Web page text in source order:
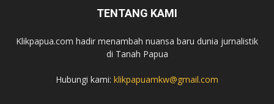
TENTANG KAMI
Klikpapua.com hadir menambah nuansa baru dunia jurnalistik
di Tanah Papua
Hubungi kami: klikpapuamkw@gmail.com